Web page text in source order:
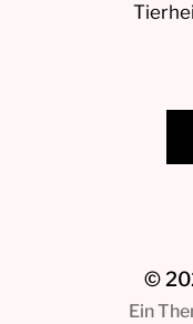
©
Ein